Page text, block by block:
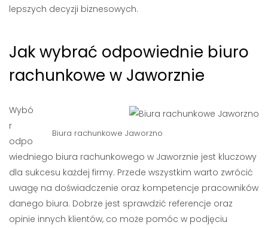
lepszych decyzji biznesowych.
Jak wybrać odpowiednie biuro
rachunkowe w Jaworznie
Biura rachunkowe Jaworzno
Wybó
r
odpo
wiedniego biura rachunkowego w Jaworznie jest kluczowy
dla sukcesu każdej firmy. Przede wszystkim warto zwrócić
uwagę na doświadczenie oraz kompetencje pracowników
danego biura. Dobrze jest sprawdzić referencje oraz
opinie innych klientów, co może pomóc w podjęciu